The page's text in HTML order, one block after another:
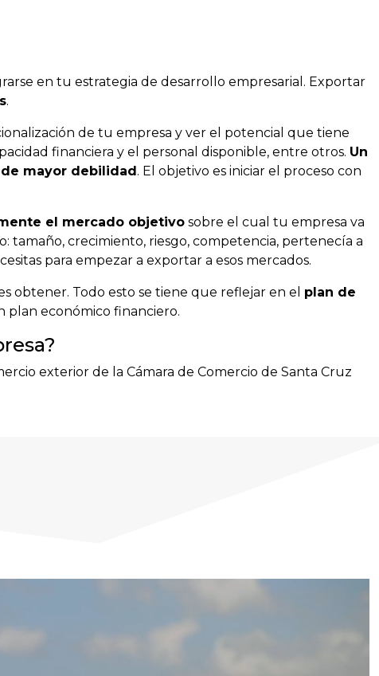
en tu estrategia de desarrollo empresarial. Exportar
.
de tu empresa y ver el potencial que tiene
financiera y el personal disponible, entre otros. Un
mayor debilidad. El objetivo es iniciar el proceso con
el mercado objetivo sobre el cual tu empresa va
tamaño, crecimiento, riesgo, competencia, pertenecía a
para empezar a exportar a esos mercados.
obtener. Todo esto se tiene que reflejar en el plan de
plan económico financiero.
exterior de la Cámara de Comercio de Santa Cruz